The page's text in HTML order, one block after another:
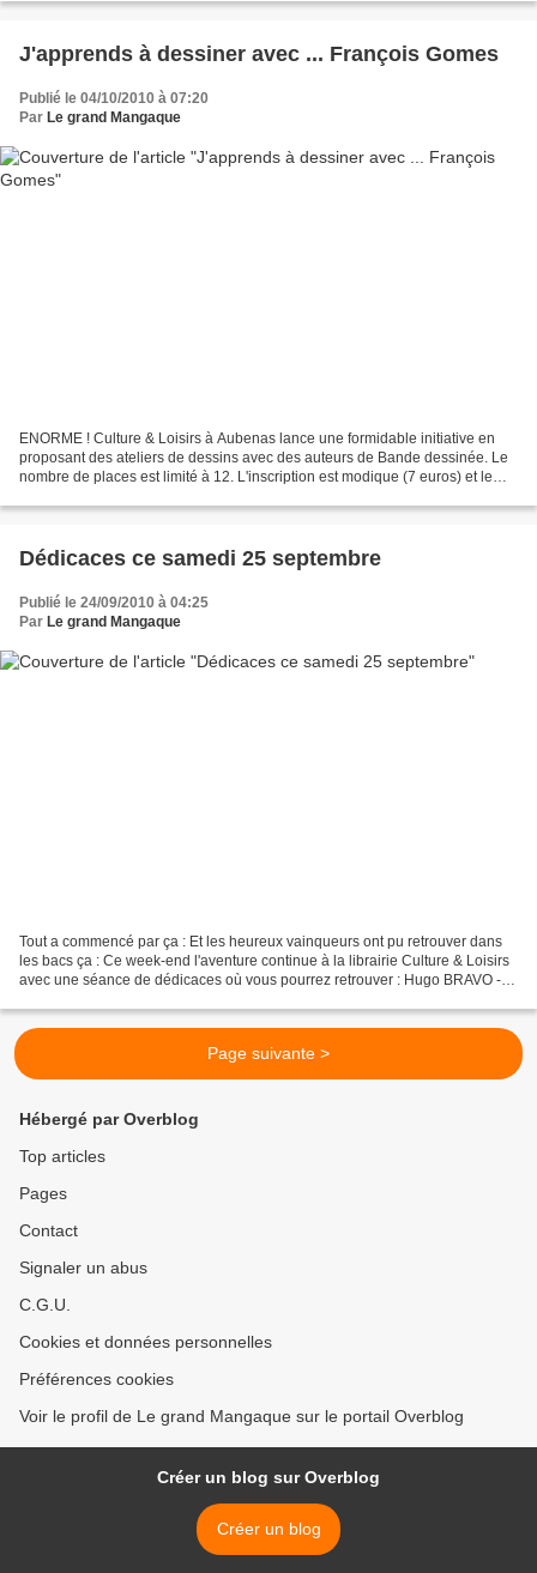
J'apprends à dessiner avec ... François Gomes
Publié le 04/10/2010 à 07:20
Par Le grand Mangaque
ENORME ! Culture & Loisirs à Aubenas lance une formidable initiative en
proposant des ateliers de dessins avec des auteurs de Bande dessinée. Le
nombre de places est limité à 12. L'inscription est modique (7 euros) et le
Dédicaces ce samedi 25 septembre
Publié le 24/09/2010 à 04:25
Par Le grand Mangaque
Tout a commencé par ça : Et les heureux vainqueurs ont pu retrouver dans
les bacs ça : Ce week-end l'aventure continue à la librairie Culture & Loisirs
avec une séance de dédicaces où vous pourrez retrouver : Hugo BRAVO -
Page suivante >
Hébergé par Overblog
Top articles
Pages
Contact
Signaler un abus
C.G.U.
Cookies et données personnelles
Préférences cookies
Voir le profil de Le grand Mangaque sur le portail Overblog
Créer un blog sur Overblog
Créer un blog